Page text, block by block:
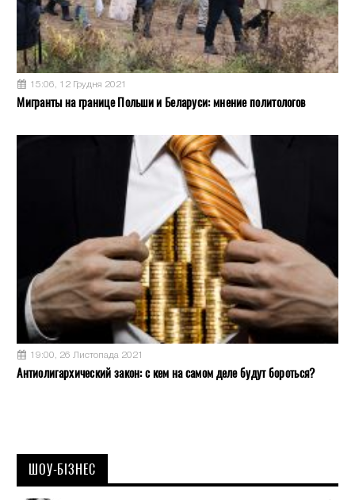
15:06, 12 Грудня 2021
Мигранты на границе Польши и Беларуси: мнение политологов
19:00, 26 Листопада 2021
Антиолигархический закон: с кем на самом деле будут бороться?
ШОУ-БІЗНЕС